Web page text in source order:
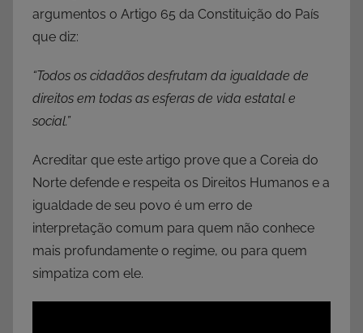
argumentos o Artigo 65 da Constituição do País
que diz:
“Todos os cidadãos desfrutam da igualdade de
direitos em todas as esferas de vida estatal e
social.”
Acreditar que este artigo prove que a Coreia do
Norte defende e respeita os Direitos Humanos e a
igualdade de seu povo é um erro de
interpretação comum para quem não conhece
mais profundamente o regime, ou para quem
simpatiza com ele.